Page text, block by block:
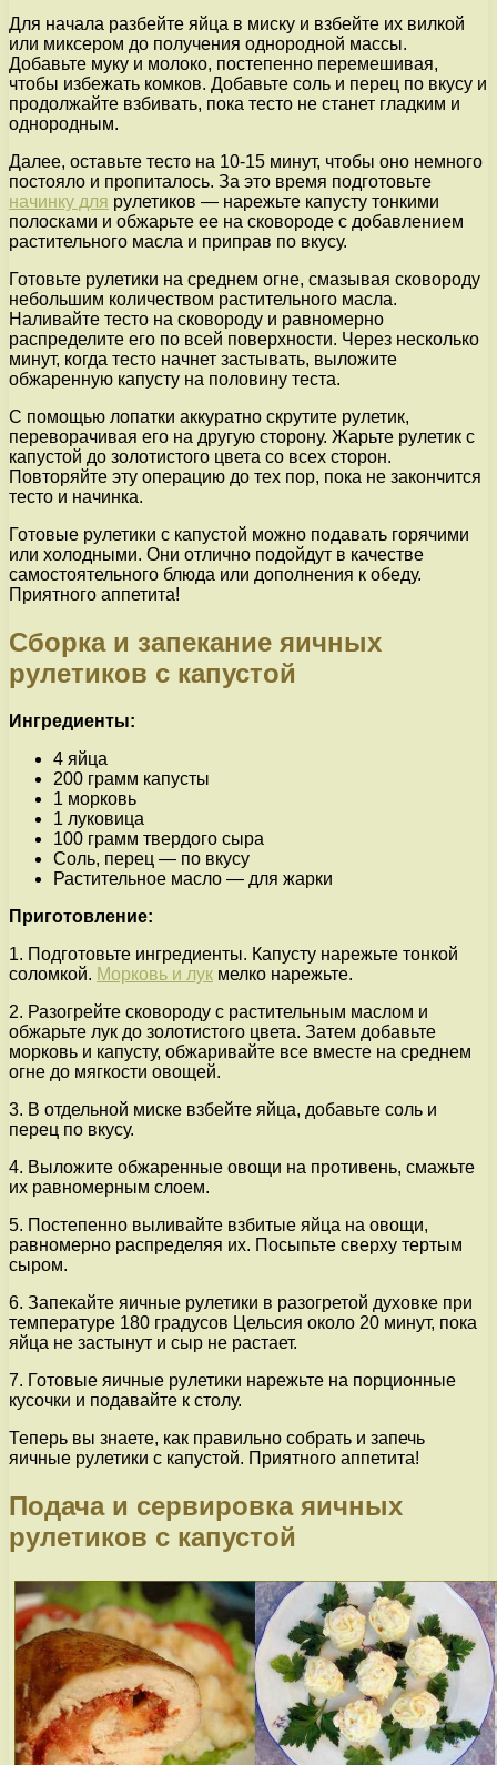
Для начала разбейте яйца в миску и взбейте их вилкой
или миксером до получения однородной массы.
Добавьте муку и молоко, постепенно перемешивая,
чтобы избежать комков. Добавьте соль и перец по вкусу и
продолжайте взбивать, пока тесто не станет гладким и
однородным.
Далее, оставьте тесто на 10-15 минут, чтобы оно немного
постояло и пропиталось. За это время подготовьте
начинку для рулетиков — нарежьте капусту тонкими
полосками и обжарьте ее на сковороде с добавлением
растительного масла и приправ по вкусу.
Готовьте рулетики на среднем огне, смазывая сковороду
небольшим количеством растительного масла.
Наливайте тесто на сковороду и равномерно
распределите его по всей поверхности. Через несколько
минут, когда тесто начнет застывать, выложите
обжаренную капусту на половину теста.
С помощью лопатки аккуратно скрутите рулетик,
переворачивая его на другую сторону. Жарьте рулетик с
капустой до золотистого цвета со всех сторон.
Повторяйте эту операцию до тех пор, пока не закончится
тесто и начинка.
Готовые рулетики с капустой можно подавать горячими
или холодными. Они отлично подойдут в качестве
самостоятельного блюда или дополнения к обеду.
Приятного аппетита!
Сборка и запекание яичных
рулетиков с капустой
Ингредиенты:
4 яйца
200 грамм капусты
1 морковь
1 луковица
100 грамм твердого сыра
Соль, перец — по вкусу
Растительное масло — для жарки
Приготовление:
1. Подготовьте ингредиенты. Капусту нарежьте тонкой
соломкой. Морковь и лук мелко нарежьте.
2. Разогрейте сковороду с растительным маслом и
обжарьте лук до золотистого цвета. Затем добавьте
морковь и капусту, обжаривайте все вместе на среднем
огне до мягкости овощей.
3. В отдельной миске взбейте яйца, добавьте соль и
перец по вкусу.
4. Выложите обжаренные овощи на противень, смажьте
их равномерным слоем.
5. Постепенно выливайте взбитые яйца на овощи,
равномерно распределяя их. Посыпьте сверху тертым
сыром.
6. Запекайте яичные рулетики в разогретой духовке при
температуре 180 градусов Цельсия около 20 минут, пока
яйца не застынут и сыр не растает.
7. Готовые яичные рулетики нарежьте на порционные
кусочки и подавайте к столу.
Теперь вы знаете, как правильно собрать и запечь
яичные рулетики с капустой. Приятного аппетита!
Подача и сервировка яичных
рулетиков с капустой